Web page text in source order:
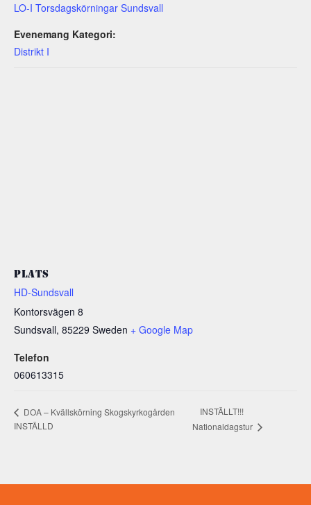
LO-I Torsdagskörningar Sundsvall
Evenemang Kategori:
Distrikt I
PLATS
HD-Sundsvall
Kontorsvägen 8
Sundsvall, 85229 Sweden + Google Map
Telefon
060613315
DOA – Kvällskörning Skogskyrkogården
INSTÄLLD
INSTÄLLT!!!
Nationaldagstur